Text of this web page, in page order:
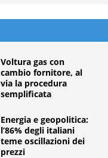
Voltura gas con
cambio fornitore, al
via la procedura
semplificata
Energia e geopolitica:
l’86% degli italiani
teme oscillazioni dei
prezzi